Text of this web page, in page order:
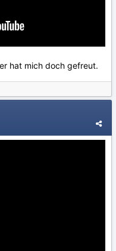
hat mich doch gefreut.